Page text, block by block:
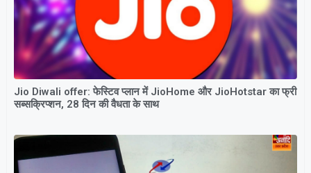
Jio Diwali offer: फेस्टिव प्लान में JioHome और JioHotstar का फ्री
सब्सक्रिप्शन, 28 दिन की वैधता के साथ